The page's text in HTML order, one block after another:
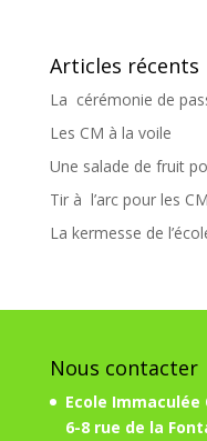
Articles récents
La cérémonie de
Les CM à la voile
Une salade de fruit
Tir à l’arc pour les CM
La kermesse de
Nous contacter
Ecole Immaculée
6-8 rue de la